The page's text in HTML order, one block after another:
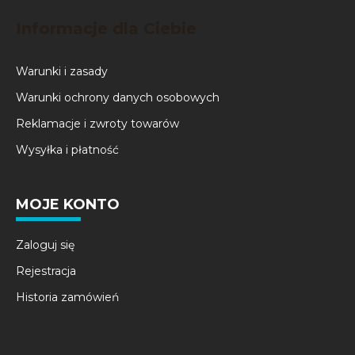
Warunki i zasady
Warunki ochrony danych osobowych
Reklamacje i zwroty towarów
Wysyłka i płatność
MOJE KONTO
Zaloguj się
Rejestracja
Historia zamówień